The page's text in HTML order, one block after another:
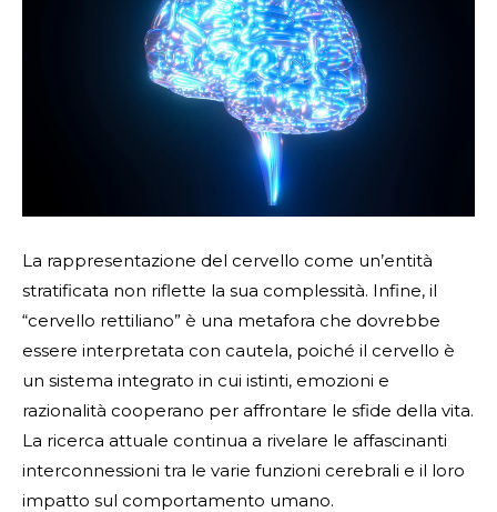
La rappresentazione del cervello come un’entità
stratificata non riflette la sua complessità. Infine, il
“cervello rettiliano” è una metafora che dovrebbe
essere interpretata con cautela, poiché il cervello è
un sistema integrato in cui istinti, emozioni e
razionalità cooperano per affrontare le sfide della vita.
La ricerca attuale continua a rivelare le affascinanti
interconnessioni tra le varie funzioni cerebrali e il loro
impatto sul comportamento umano.